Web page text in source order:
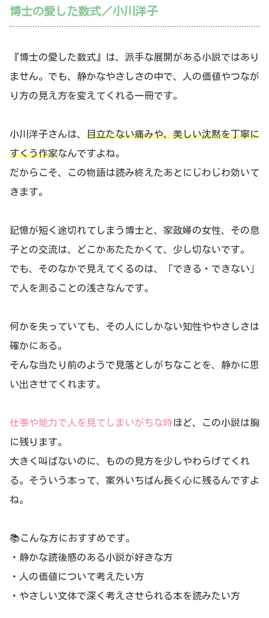
博士の愛した数式／小川洋子
『博士の愛した数式』は、派手な展開がある小説ではあり
ません。でも、静かなやさしさの中で、人の価値やつなが
り方の見え方を変えてくれる一冊です。
小川洋子さんは、 目立たない痛みや、美しい沈黙を丁寧に
すくう作家なんですよね。
だからこそ、この物語は読み終えたあとにじわじわ効いて
きます。
記憶が短く途切れてしまう博士と、家政婦の女性、その息
子との交流は、どこかあたたかくて、少し切ないです。
でも、そのなかで見えてくるのは、「できる・できない」
で人を測ることの浅さなんです。
何かを失っていても、その人にしかない知性ややさしさは
確かにある。
そんな当たり前のようで見落としがちなことを、静かに思
い出させてくれます。
仕事や能力で人を見てしまいがちな時ほど、この小説は胸
に残ります。
大きく叫ばないのに、ものの見方を少しやわらげてくれ
る。そういう本って、案外いちばん長く心に残るんですよ
ね。
📚こんな方におすすめです。
・静かな読後感のある小説が好きな方
・人の価値について考えたい方
・やさしい文体で深く考えさせられる本を読みたい方